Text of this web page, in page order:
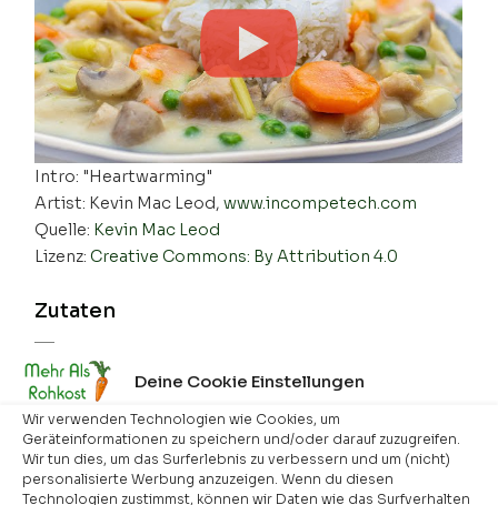
Deine Cookie Einstellungen
Wir verwenden Technologien wie Cookies, um
Geräteinformationen zu speichern und/oder darauf zuzugreifen.
Wir tun dies, um das Surferlebnis zu verbessern und um (nicht)
personalisierte Werbung anzuzeigen. Wenn du diesen
Technologien zustimmst, können wir Daten wie das Surfverhalten
Intro: "Heartwarming"
Artist: Kevin Mac Leod,www.incompetech.com
Quelle: Kevin Mac Leod
Lizenz:Creative Commons: By Attribution 4.0
Zutaten
300
▢500 Suppengemüse
▢1GlasSpargelabschnitt,ca. 170 g
▢350g Champignons ,frisch